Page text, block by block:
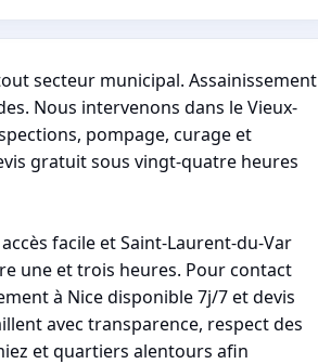
secteur municipal. Assainissement
Nous intervenons dans le Vieux-
pompage, curage et
gratuit sous vingt-quatre heures
facile et Saint-Laurent-du-Var
une et trois heures. Pour contact
à Nice disponible 7j/7 et devis
avec transparence, respect des
et quartiers alentours afin